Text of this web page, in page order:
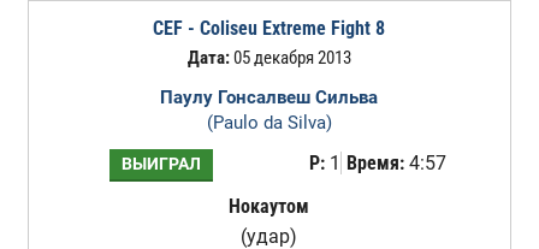
CEF - Coliseu Extreme Fight 8
Дата:05 декабря 2013
Паулу Гонсалвеш Сильва
(Paulo da Silva)
ВЫИГРАЛ Р:1 Время:4:57
Нокаутом
(удар)